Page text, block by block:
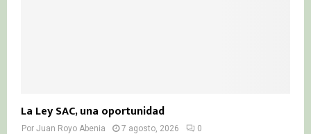
La Ley SAC, una oportunidad
Por Juan Royo Abenia 7 agosto, 2026 0